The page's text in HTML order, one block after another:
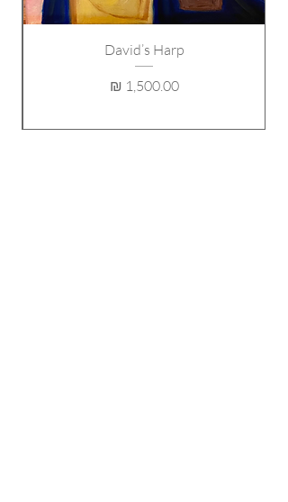
David’s Harp
מחיר‏1,500.00 ‏₪